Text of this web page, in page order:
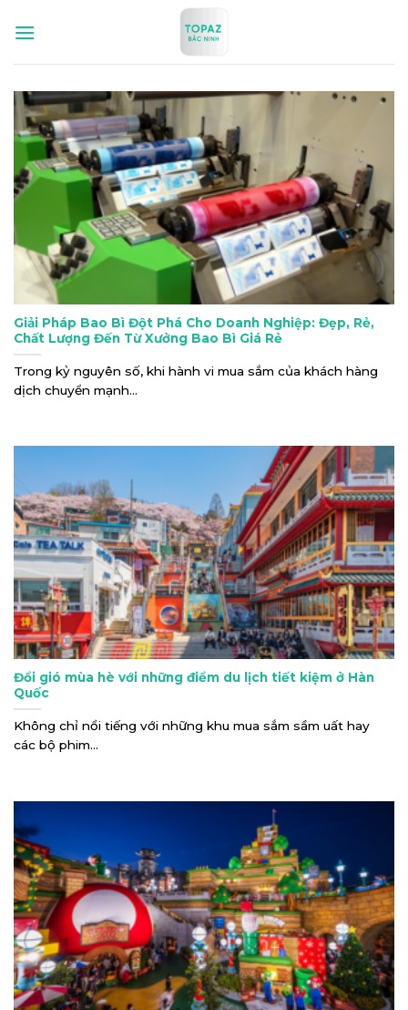
qua
Giải Pháp Bao Bì Đột Phá Cho Doanh Nghiệp: Đẹp, Rẻ,
Chất Lượng Đến Từ Xưởng Bao Bì Giá Rẻ
Trong kỷ nguyên số, khi hành vi mua sắm của khách hàng
dịch chuyển mạnh...
Đổi gió mùa hè với những điểm du lịch tiết kiệm ở Hàn
Quốc
Không chỉ nổi tiếng với những khu mua sắm sầm uất hay
các bộ phim...